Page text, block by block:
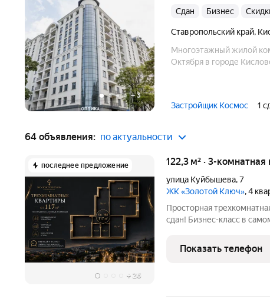
Сдан бизнес
Ставропольский край,
Многоэтажный жилой
Октября в городе
Застройщик Космос 1
+3
64 объявления: по актуальности
последнее предложение
+ 26
122,3 м² · 3-
улица Куйбышева,7
ЖК «Золотой Ключ», 4
Просторная
сдан! Бизнес-класс в
города Кисловодск с
объединяющей комфорт
Показать телефон